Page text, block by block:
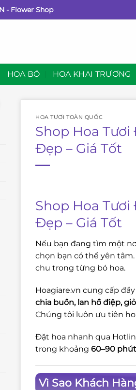
- Flower Shop
HOA BÓ HOA KHAI TRƯƠNG
HOA TƯƠI TOÀN QUỐC
Shop Hoa Tươi
Đẹp – Giá Tốt
Shop Hoa Tươi
Đẹp – Giá Tốt
Nếu bạn đang tìm một
chọn bạn có thể yên
chu trong từng bó hoa.
Hoagiare.vn cung cấp
chia buồn, lan hồ điệp,
Chúng tôi luôn ưu tiên
Đặt hoa nhanh qua
trong khoảng 60–90 phút
Vì Sao Khách